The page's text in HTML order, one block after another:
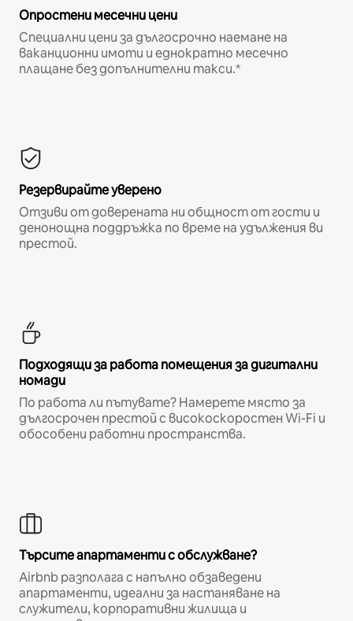
Опростени месечни цени
Специални цени за дългосрочно наемане на
ваканционни имоти и еднократно месечно
плащане без допълнителни такси.*
Резервирайте уверено
Отзиви от доверената ни общност от гости и
денонощна поддръжка по време на удължения ви
престой.
Подходящи за работа помещения за дигитални
номади
По работа ли пътувате? Намерете място за
дългосрочен престой с високоскоростен Wi-Fi и
обособени работни пространства.
Търсите апартаменти с обслужване?
Airbnb разполага с напълно обзаведени
апартаменти, идеални за настаняване на
служители, корпоративни жилища и